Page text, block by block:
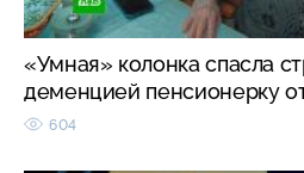
«Умная» колонка спасла
деменцией пенсионерку
604